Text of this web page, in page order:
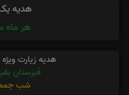
هدیه
هر ماه
هدیه زیارت
قبرستان
شب